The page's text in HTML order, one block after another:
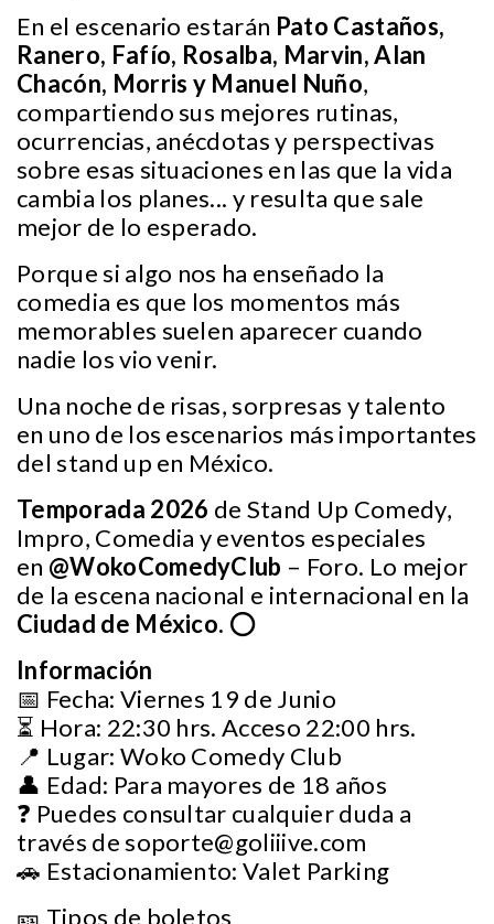
En el escenario estarán Pato Castaños,
Ranero, Fafío, Rosalba, Marvin, Alan
Chacón, Morris y Manuel Nuño,
compartiendo sus mejores rutinas,
ocurrencias, anécdotas y perspectivas
sobre esas situaciones en las que la vida
cambia los planes... y resulta que sale
mejor de lo esperado.
Porque si algo nos ha enseñado la
comedia es que los momentos más
memorables suelen aparecer cuando
nadie los vio venir.
Una noche de risas, sorpresas y talento
en uno de los escenarios más importantes
del stand up en México.
Temporada 2026 de Stand Up Comedy,
Impro, Comedia y eventos especiales
en @WokoComedyClub – Foro. Lo mejor
de la escena nacional e internacional en la
Ciudad de México. ⭕
Información
📅 Fecha: Viernes 19 de Junio
⏳ Hora: 22:30 hrs. Acceso 22:00 hrs.
📍 Lugar: Woko Comedy Club
👤 Edad: Para mayores de 18 años
❓ Puedes consultar cualquier duda a
través desoporte@goliiive.com
🚗 Estacionamiento: Valet Parking
🎫 Tipos de boletos